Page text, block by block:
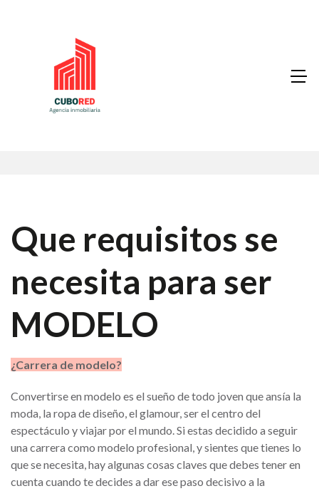
Que requisitos se
necesita para ser
MODELO
¿Carrera de modelo?
Convertirse en modelo es el sueño de todo joven que ansía la
moda, la ropa de diseño, el glamour, ser el centro del
espectáculo y viajar por el mundo. Si estas decidido a seguir
una carrera como modelo profesional, y sientes que tienes lo
que se necesita, hay algunas cosas claves que debes tener en
cuenta cuando te decides a dar ese paso decisivo a la